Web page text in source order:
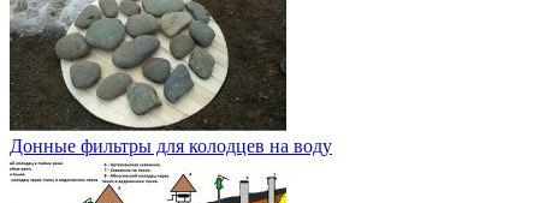
Донные фильтры для колодцев на воду